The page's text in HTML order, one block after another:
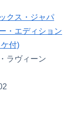
クス・ジャパ
・エディション
付)
ラヴィーン